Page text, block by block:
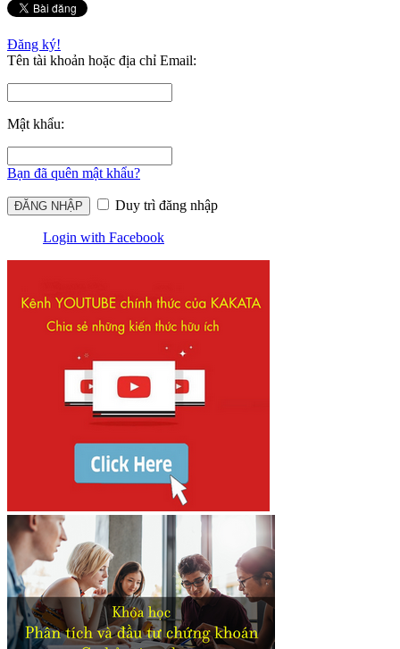
Đăng ký!
Tên tài khoản hoặc địa chỉ Email:
Mật khẩu:
Bạn đã quên mật khẩu?
Duy trì đăng nhập
Login with Facebook